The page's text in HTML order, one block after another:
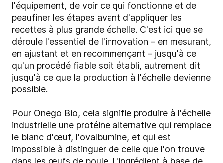
l'équipement, de voir ce qui fonctionne et de
peaufiner les étapes avant d'appliquer les
recettes à plus grande échelle. C'est ici que se
déroule l'essentiel de l'innovation – en mesurant,
en ajustant et en recommençant – jusqu'à ce
qu'un procédé fiable soit établi, autrement dit
jusqu'à ce que la production à l'échelle devienne
possible.
Pour Onego Bio, cela signifie produire à l'échelle
industrielle une protéine alternative qui remplace
le blanc d'œuf, l'ovalbumine, et qui est
impossible à distinguer de celle que l'on trouve
dans les œufs de poule. L'ingrédient à base de